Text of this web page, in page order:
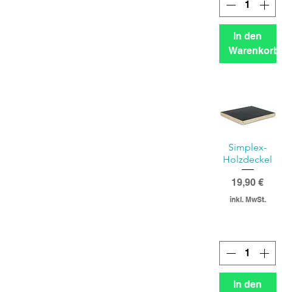
In den
Warenkorb
Simplex-
Holzdeckel
Preis
19,90 €
inkl. MwSt.
In den